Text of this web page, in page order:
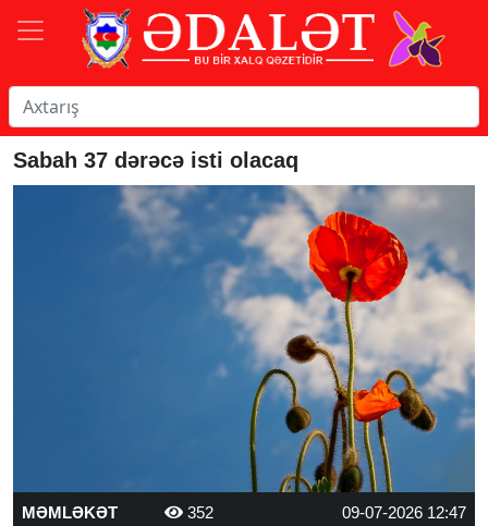
Sabah 37 dərəcə isti olacaq
MƏMLƏKƏT 352
09-07-2026 12:47